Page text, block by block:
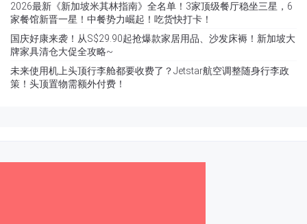
2026最新《新加坡米其林指南》全名单！3家顶级餐厅稳坐三星，6
家餐馆新晋一星！中餐势力崛起！吃货快打卡！
国庆好康来袭！从S$29.90起抢爆款家居用品、沙发床褥！新加坡大
牌家具清仓大促全攻略~
未来使用机上头顶行李舱都要收费了？Jetstar航空调整随身行李政
策！头顶置物需额外付费！